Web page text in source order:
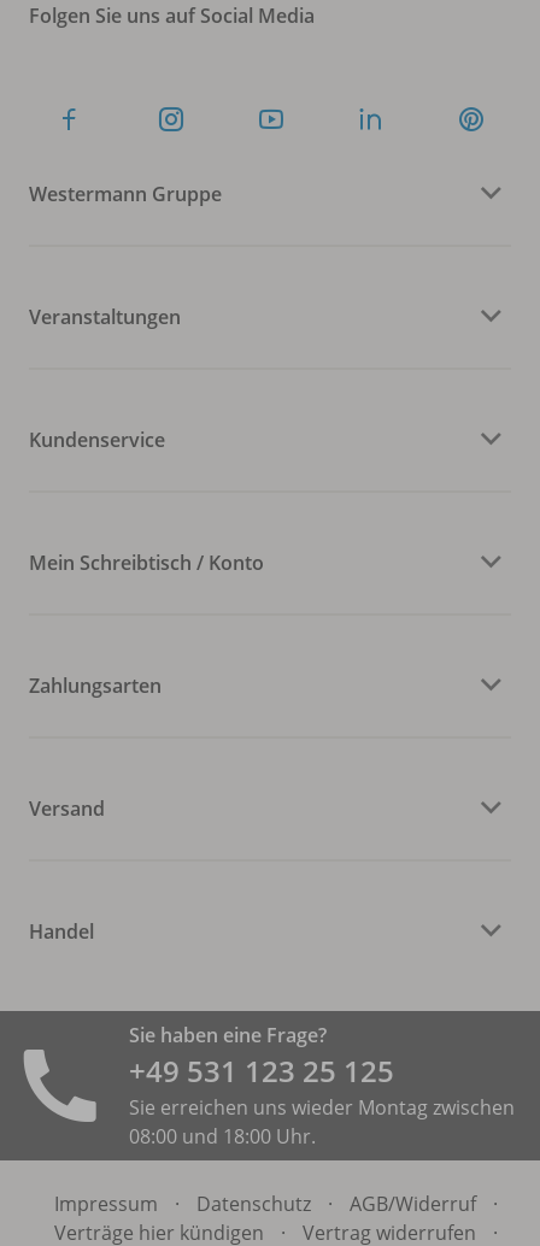
Folgen Sie uns auf Social Media
Westermann Gruppe
Veranstaltungen
Kundenservice
Mein Schreibtisch / Konto
Zahlungsarten
Versand
Handel
Sie haben eine Frage?
+49 531 ­123 25 125
Sie erreichen uns wieder Montag zwischen
08:00 und 18:00 Uhr.
Impressum · Datenschutz · AGB/Widerruf
·
Verträge hier kündigen
· Vertrag widerrufen ·